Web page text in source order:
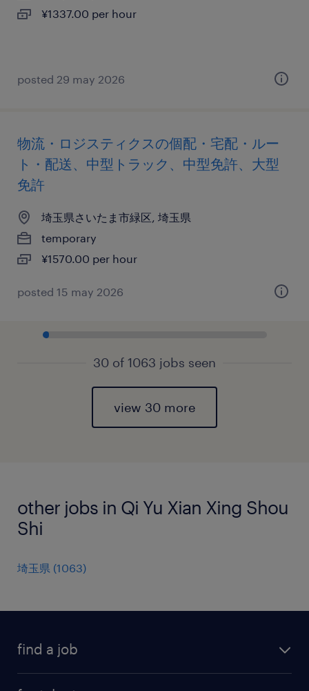
¥1337.00 per hour
posted 29 may 2026
物流・ロジスティクスの個配・宅配・ルー
ト・配送、中型トラック、中型免許、大型
免許
埼玉県さいたま市緑区, 埼玉県
temporary
¥1570.00 per hour
posted 15 may 2026
30 of 1063 jobs seen
view 30 more
other jobs in Qi Yu Xian Xing Shou
Shi
埼玉県 (1063)
find a job